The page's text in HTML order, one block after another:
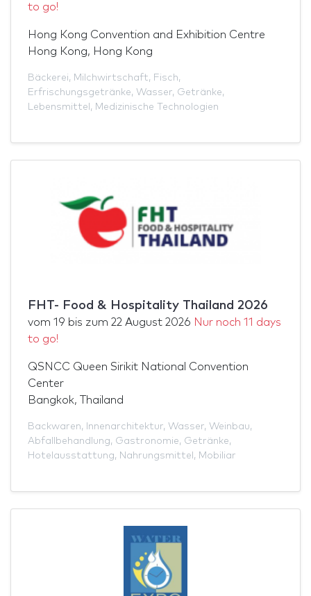
to go!
Hong Kong Convention and Exhibition Centre
Hong Kong, Hong Kong
Bäckerei, Milchwirtschaft, Fisch,
Erfrischungsgetränke, Wasser, Getränke,
Lebensmittel , Medizinische Technologien
FHT- Food & Hospitality Thailand 2026
vom 19 bis zum 22 August 2026 Nur noch 11 days
to go!
QSNCC Queen Sirikit National Convention
Center
Bangkok, Thailand
Backwaren, Innenarchitektur, Wasser, Weinbau,
Abfallbehandlung, Gastronomie, Getränke,
Hotelausstattung, Nahrungsmittel , Mobiliar